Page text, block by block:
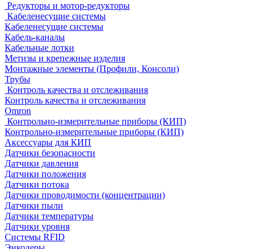
Редукторы и мотор-редукторы
Кабеленесущие системы
Кабеленесущие системы
Кабель-каналы
Кабельные лотки
Метизы и крепежные изделия
Монтажные элементы (Профили, Консоли)
Трубы
Контроль качества и отслеживания
Контроль качества и отслеживания
Omron
Контрольно-измерительные приборы (КИП)
Контрольно-измерительные приборы (КИП)
Аксессуары для КИП
Датчики безопасности
Датчики давления
Датчики положения
Датчики потока
Датчики проводимости (концентрации)
Датчики пыли
Датчики температуры
Датчики уровня
Системы RFID